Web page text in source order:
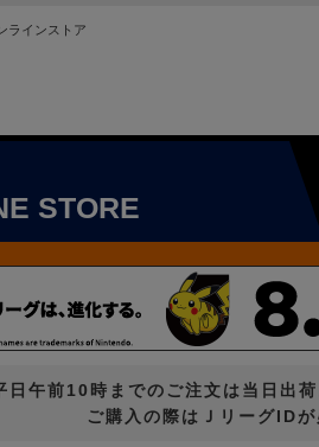
ラインストア
STORE
日午前10時までのご注文は当日出荷
ご購入の際はＪリーグIDが